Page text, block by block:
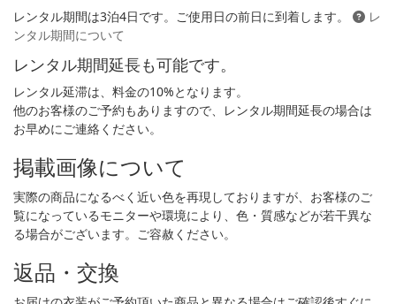
レンタル期間は3泊4日です。ご使用日の前日に到着します。
レ
ンタル期間について
レンタル期間延長も可能です。
レンタル延滞は、料金の10%となります。
他のお客様のご予約もありますので、レンタル期間延長の場合は
お早めにご連絡ください。
掲載画像について
実際の商品になるべく近い色を再現しておりますが、お客様のご
覧になっているモニターや環境により、色・質感などが若干異な
る場合がございます。ご容赦ください。
返品・交換